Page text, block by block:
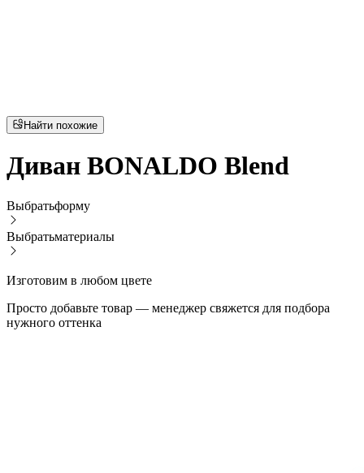
Найти похожие
Диван BONALDO Blend
Выбратьформу
Выбратьматериалы
Изготовим в любом цвете
Просто добавьте товар — менеджер свяжется для подбора
нужного оттенка